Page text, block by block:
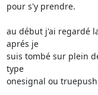
pour s'y prendre.
au début j'ai regardé
aprés je
suis tombé sur plein
type
onesignal ou